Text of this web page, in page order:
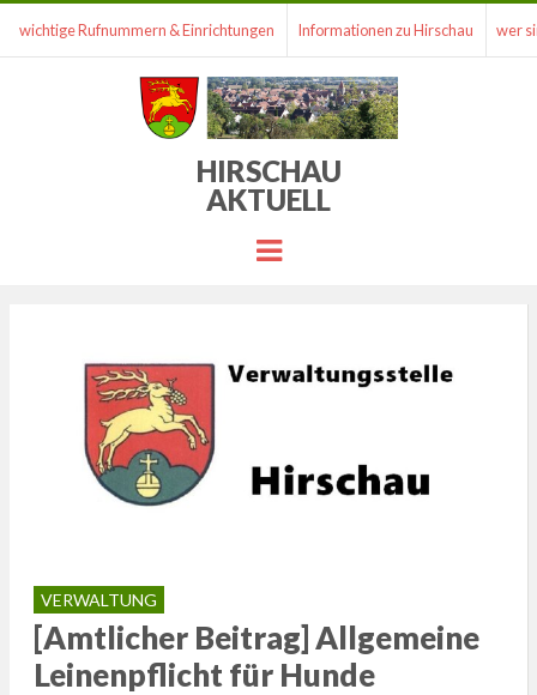
wichtige Rufnummern & Einrichtungen Informationen zu Hirschau wer
HIRSCHAU
AKTUELL
Menu
VERWALTUNG
[Amtlicher Beitrag] Allgemeine
Leinenpflicht für Hunde